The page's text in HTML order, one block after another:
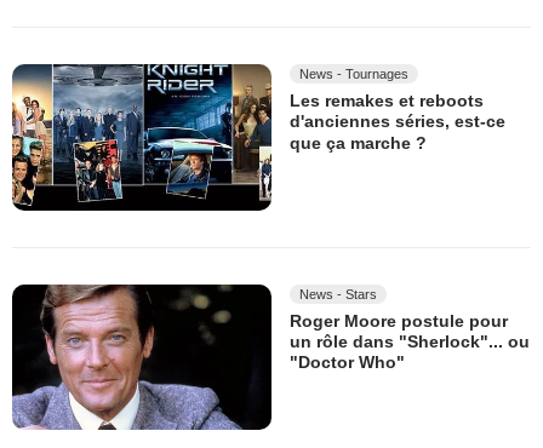
News - Tournages
Les remakes et reboots
d'anciennes séries, est-ce
que ça marche ?
News - Stars
Roger Moore postule pour
un rôle dans "Sherlock"... ou
"Doctor Who"